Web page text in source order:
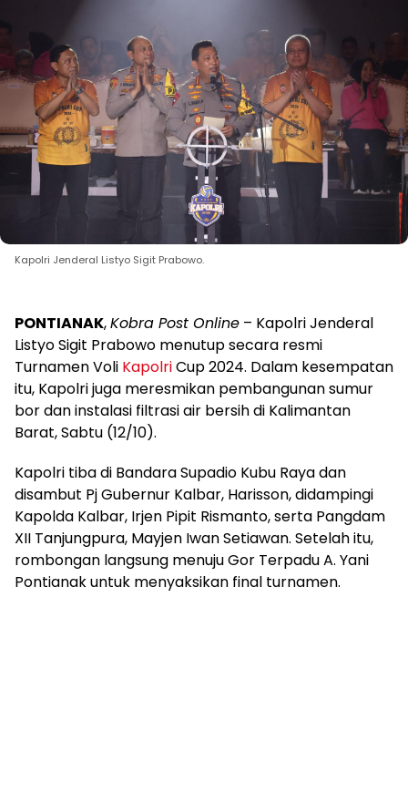
Kapolri Jenderal Listyo Sigit Prabowo.
PONTIANAK,Kobra Post Online – Kapolri Jenderal
Listyo Sigit Prabowo menutup secara resmi
Turnamen Voli KapolriCup 2024. Dalam kesempatan
itu, Kapolri juga meresmikan pembangunan sumur
bor dan instalasi filtrasi air bersih di Kalimantan
Barat, Sabtu (12/10).
Kapolri tiba di Bandara Supadio Kubu Raya dan
disambut Pj Gubernur Kalbar, Harisson, didampingi
Kapolda Kalbar, Irjen Pipit Rismanto, serta Pangdam
XII Tanjungpura, Mayjen Iwan Setiawan. Setelah itu,
rombongan langsung menuju Gor Terpadu A. Yani
Pontianak untuk menyaksikan final turnamen.